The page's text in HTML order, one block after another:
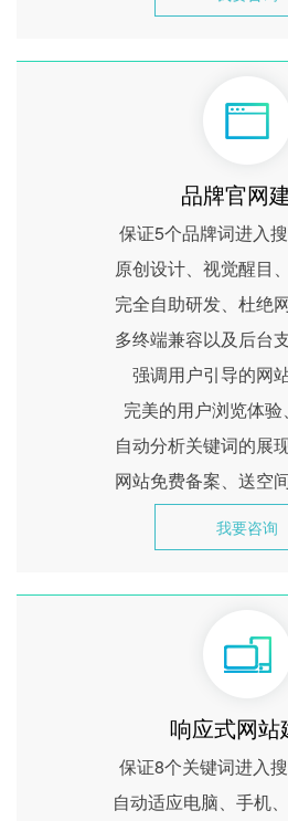
品牌官网
保证5个品牌词进入
原创设计、视觉醒目
完全自助研发、杜绝
多终端兼容以及后台
强调用户引导的网
完美的用户浏览体
自动分析关键词的展
网站免费备案、送空
我要咨询
响应式网站
保证8个关键词进入
自动适应电脑、手机